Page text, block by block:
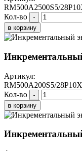
RM500A2500S5/
Кол-во
-
в корзину
Артикул:
RM500A200S5/
Кол-во
-
в корзину